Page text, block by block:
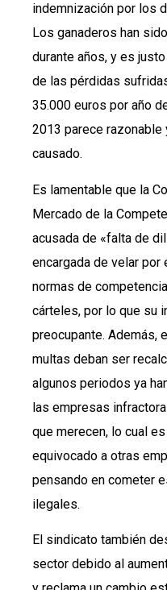
indemnización por los
Los ganaderos han
durante años, y es
de las pérdidas
35.000 euros por año
2013 parece razonable
causado.
Es lamentable que la
Mercado de la
acusada de «falta de
encargada de velar
normas de
cárteles, por lo que su
preocupante. Además,
multas deban ser
algunos periodos ya
las empresas
que merecen, lo cual
equivocado a otras
pensando en cometer
ilegales.
El sindicato también
sector debido al